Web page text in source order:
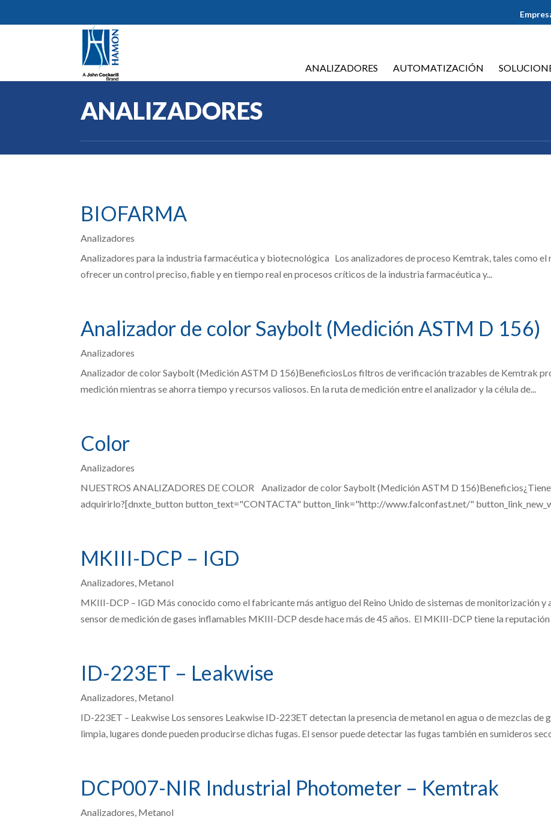
ANALIZADORES AUTOMATIZACIÓN
ANALIZADORES
BIOFARMA
Analizadores
Analizadores para la industria farmacéutica y biotecnológica Los analizadores de proceso Kemtrak, tales como el
ofrecer un control preciso, fiable y en tiempo real en procesos críticos de la industria farmacéutica y...
Analizador de color Saybolt (Medición ASTM D 156)
Analizadores
Analizador de color Saybolt (Medición ASTM D 156)BeneficiosLos filtros de verificación trazables de Kemtrak
medición mientras se ahorra tiempo y recursos valiosos. En la ruta de medición entre el analizador y la célula de...
Color
Analizadores
NUESTROS ANALIZADORES DE COLOR Analizador de color Saybolt (Medición ASTM D
adquirirlo?[dnxte_button button_text="CONTACTA" button_link="http://www.falconfast.net/"
MKIII-DCP – IGD
Analizadores Metanol
MKIII-DCP – IGD Más conocido como el fabricante más antiguo del Reino Unido de sistemas de monitorización y
sensor de medición de gases inflamables MKIII-DCP desde hace más de 45 años. El MKIII-DCP tiene la reputación
ID-223ET – Leakwise
Analizadores Metanol
ID-223ET – Leakwise Los sensores Leakwise ID-223ET detectan la presencia de metanol en agua o de mezclas de
limpia, lugares donde pueden producirse dichas fugas. El sensor puede detectar las fugas también en sumideros
DCP007-NIR Industrial Photometer – Kemtrak
Analizadores Metanol